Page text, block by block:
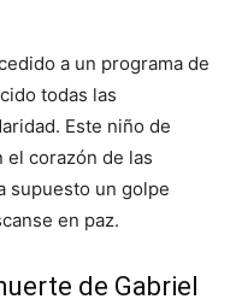
a un programa de
todas las
Este niño de
el corazón de las
supuesto un golpe
en paz.
de Gabriel